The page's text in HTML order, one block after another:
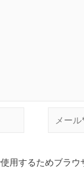
用するためブラ